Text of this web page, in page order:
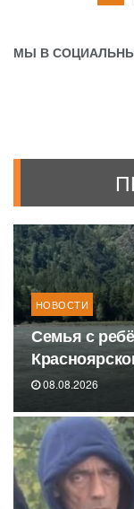
МЫ В
НОВОСТИ
Семья с
08.08.2026